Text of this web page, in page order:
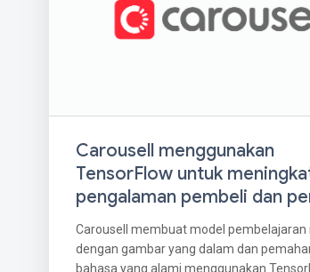
Carousell menggunakan
TensorFlow untuk
pengalaman pembeli dan
Carousell membuat model pembelajaran
dengan gambar yang dalam dan
bahasa yang alami menggunakan